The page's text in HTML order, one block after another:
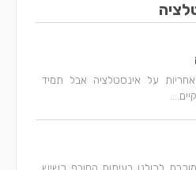
אחריות על אינסטלציה אבל תמיד